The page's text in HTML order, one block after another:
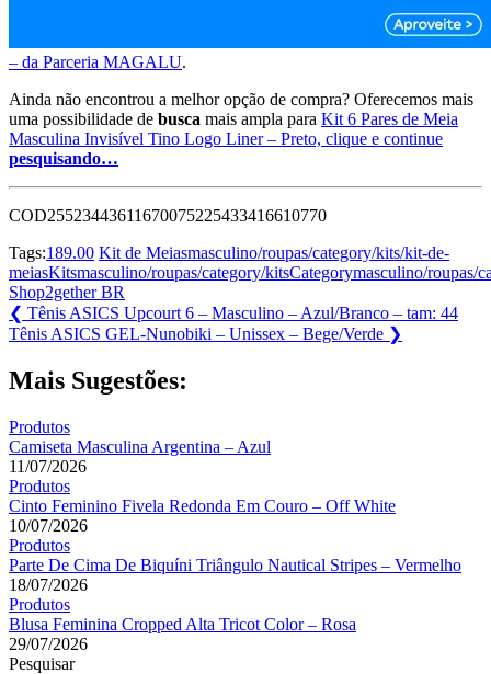
– da Parceria MAGALU.
Ainda não encontrou a melhor opção de compra? Oferecemos mais
uma possibilidade de busca mais ampla para Kit 6 Pares de Meia
Masculina Invisível Tino Logo Liner – Preto, clique e continue
pesquisando…
COD25523443611670075225433416610770
Tags:189.00 Kit de Meiasmasculino/roupas/category/kits/kit-de-
meiasKitsmasculino/roupas/category/kitsCategorymasculino/roupas/
Shop2gether BR
Navegação
de
Post
❮ Previous
Post:
Tênis ASICS Upcourt 6 – Masculino – Azul/Branco – tam: 44
Next
Tênis ASICS GEL-Nunobiki – Unissex – Bege/Verde ❯
Mais Sugestões:
Produtos
Camiseta Masculina Argentina – Azul
11/07/2026
Produtos
Cinto Feminino Fivela Redonda Em Couro – Off White
10/07/2026
Produtos
Parte De Cima De Biquíni Triângulo Nautical Stripes – Vermelho
18/07/2026
Produtos
Blusa Feminina Cropped Alta Tricot Color – Rosa
29/07/2026
Pesquisar